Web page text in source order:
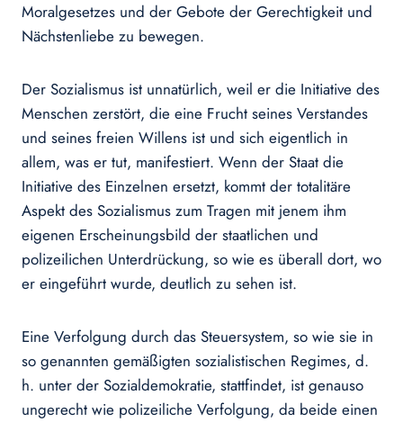
Moralgesetzes und der Gebote der Gerechtigkeit und
Nächstenliebe zu bewegen.
Der Sozialismus ist unnatürlich, weil er die Initiative des
Menschen zerstört, die eine Frucht seines Verstandes
und seines freien Willens ist und sich eigentlich in
allem, was er tut, manifestiert. Wenn der Staat die
Initiative des Einzelnen ersetzt, kommt der totalitäre
Aspekt des Sozialismus zum Tragen mit jenem ihm
eigenen Erscheinungsbild der staatlichen und
polizeilichen Unterdrückung, so wie es überall dort, wo
er eingeführt wurde, deutlich zu sehen ist.
Eine Verfolgung durch das Steuersystem, so wie sie in
so genannten gemäßigten sozialistischen Regimes, d.
h. unter der Sozialdemokratie, stattfindet, ist genauso
ungerecht wie polizeiliche Verfolgung, da beide einen